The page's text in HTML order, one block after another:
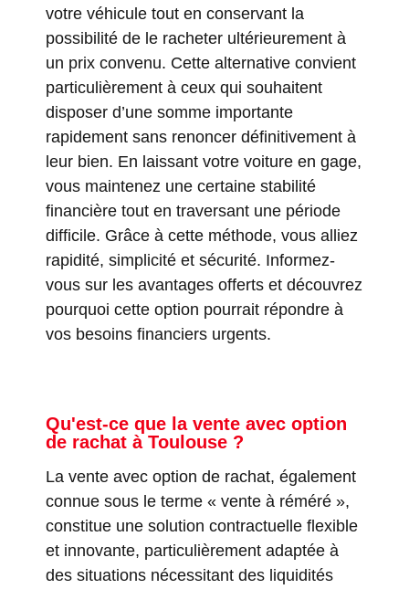
votre véhicule tout en conservant la
possibilité de le racheter ultérieurement à
un prix convenu. Cette alternative convient
particulièrement à ceux qui souhaitent
disposer d’une somme importante
rapidement sans renoncer définitivement à
leur bien. En laissant votre voiture en gage,
vous maintenez une certaine stabilité
financière tout en traversant une période
difficile. Grâce à cette méthode, vous alliez
rapidité, simplicité et sécurité. Informez-
vous sur les avantages offerts et découvrez
pourquoi cette option pourrait répondre à
vos besoins financiers urgents.
Qu'est-ce que la vente avec option
de rachat à Toulouse ?
La vente avec option de rachat, également
connue sous le terme « vente à réméré »,
constitue une solution contractuelle flexible
et innovante, particulièrement adaptée à
des situations nécessitant des liquidités